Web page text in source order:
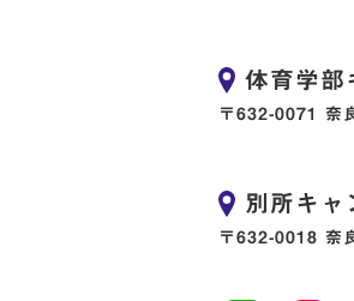
体育学部
〒632-0071 奈
別所キャ
〒632-0018 奈